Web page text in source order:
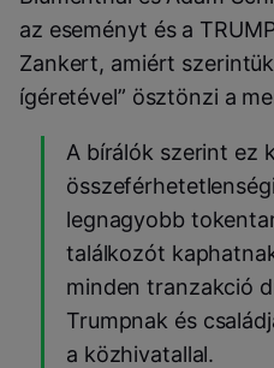
az eseményt és a
Zankert, amiért
ígéretével” ösztönzi a
A bírálók szerint ez
legnagyobb
találkozót
minden tranzakció
Trumpnak és
a közhivatallal.